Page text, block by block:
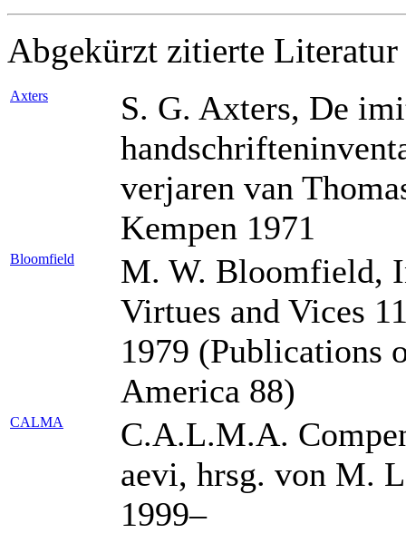
Abgekürzt zitierte Literatur
Axters
S. G. Axters, De
verjaren van
Kempen 1971
Bloomfield
M. W. Bloomfield,
Virtues and Vices
1979 (Publications
America 88)
CALMA
C.A.L.M.A.
aevi, hrsg. von M.
1999–